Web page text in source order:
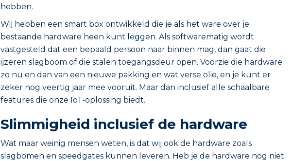
hebben.
Wij hebben een smart box ontwikkeld die je als het ware over je
bestaande hardware heen kunt leggen. Als softwarematig wordt
vastgesteld dat een bepaald persoon naar binnen mag, dan gaat die
ijzeren slagboom of die stalen toegangsdeur open. Voorzie die hardware
zo nu en dan van een nieuwe pakking en wat verse olie, en je kunt er
zeker nog veertig jaar mee vooruit. Maar dan inclusief alle schaalbare
features die onze IoT-oplossing biedt.
Slimmigheid inclusief de hardware
Wat maar weinig mensen weten, is dat wij ook de hardware zoals
slagbomen en speedgates kunnen leveren. Heb je de hardware nog niet